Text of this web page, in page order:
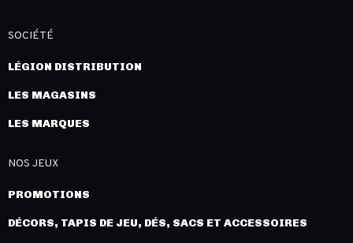
SOCIÉTÉ
LÉGION DISTRIBUTION
LES MAGASINS
LES MARQUES
NOS JEUX
PROMOTIONS
DÉCORS, TAPIS DE JEU, DÉS, SACS ET ACCESSOIRES